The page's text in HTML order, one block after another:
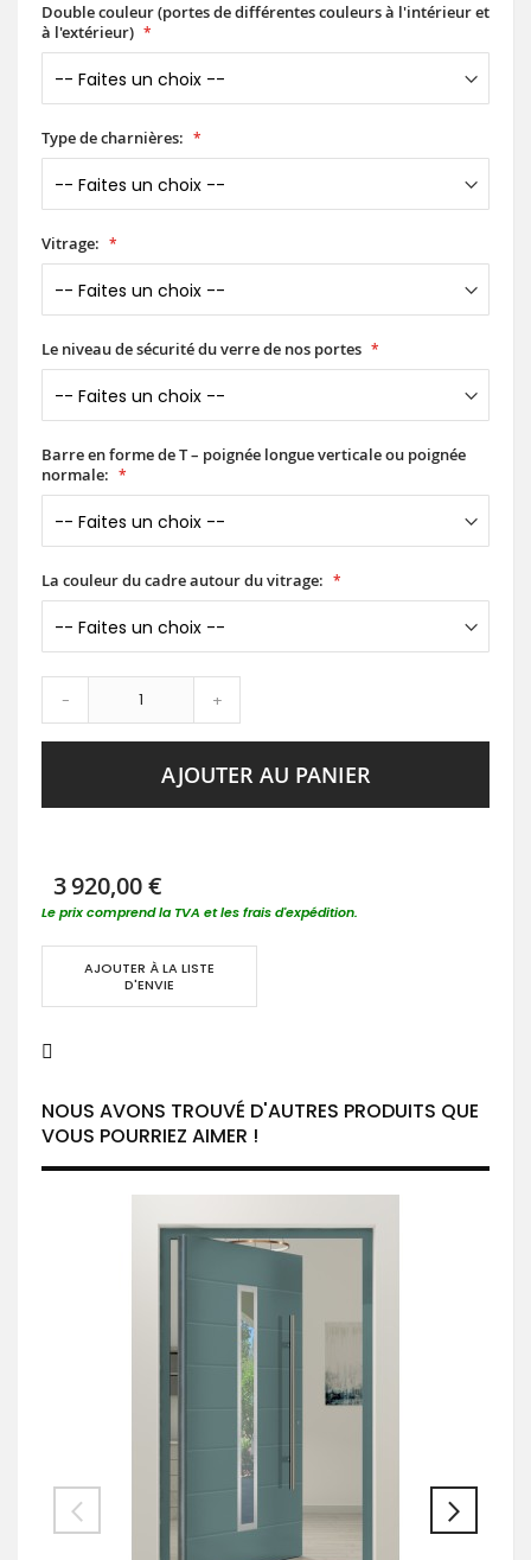
Double couleur (portes de différentes couleurs à l'intérieur et
à l'extérieur)
Type de charnières:
Vitrage:
Le niveau de sécurité du verre de nos portes
Barre en forme de T – poignée longue verticale ou poignée
normale:
La couleur du cadre autour du vitrage:
- +
AJOUTER AU PANIER
3 920,00 €
Le prix comprend la TVA et les frais d'expédition.
AJOUTER À LA LISTE
D'ENVIE
NOUS AVONS TROUVÉ D'AUTRES PRODUITS QUE
VOUS POURRIEZ AIMER !